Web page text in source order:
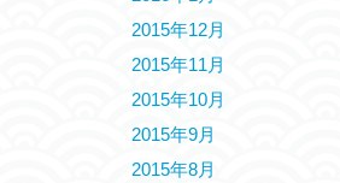
2015年12月
2015年11月
2015年10月
2015年9月
2015年8月